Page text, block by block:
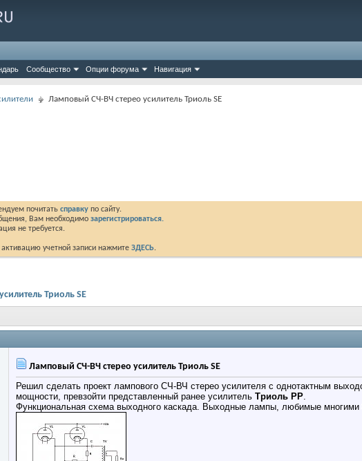
Сообщество Опции форума Навигация
Ламповый СЧ-ВЧ стерео усилитель Триоль SE
почитать справку по сайту.
Вам необходимо зарегистрироваться.
не требуется.
учетной записи нажмите ЗДЕСЬ.
Триоль SE
Ламповый СЧ-ВЧ стерео усилитель Триоль SE
Решил сделать проект лампового СЧ-ВЧ стерео усилителя с однотактным
мощности, превзойти представленный ранее усилитель Триоль РР.
Функциональная схема выходного каскада. Выходные лампы, любимые многими